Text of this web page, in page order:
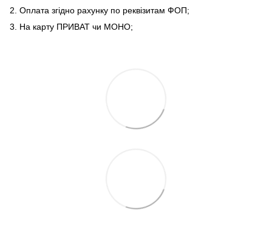
2. Оплата згідно рахунку по реквізитам ФОП;
3. На карту ПРИВАТ чи МОНО;